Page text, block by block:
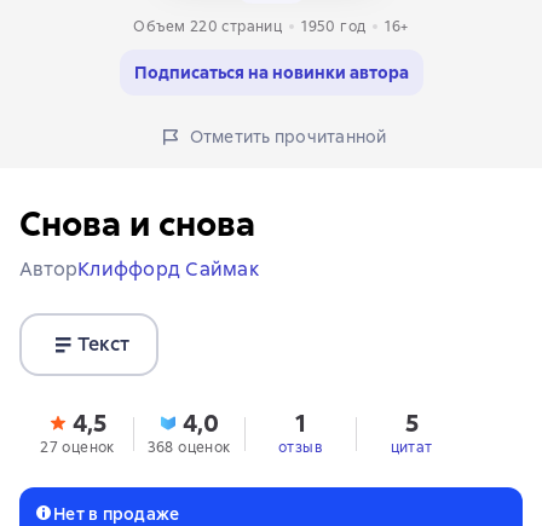
Объем 220 страниц
1950 год 16+
Подписаться на новинки автора
Отметить прочитанной
Снова и снова
АвторКлиффорд Саймак
Текст
4,5
27 оценок
4,0
368 оценок
1
отзыв
5
цитат
Нет в продаже